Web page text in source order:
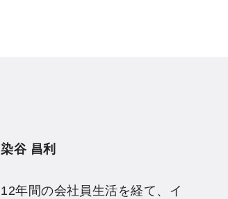
染谷 昌利
12年間の会社員生活を経て、イ